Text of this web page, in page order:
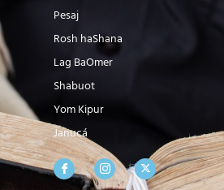
Pesaj
Rosh haShana
Lag BaOmer
Shabuot
Yom Kipur
Janucá